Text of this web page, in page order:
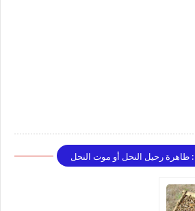
رحيل النحل أو موت النحل